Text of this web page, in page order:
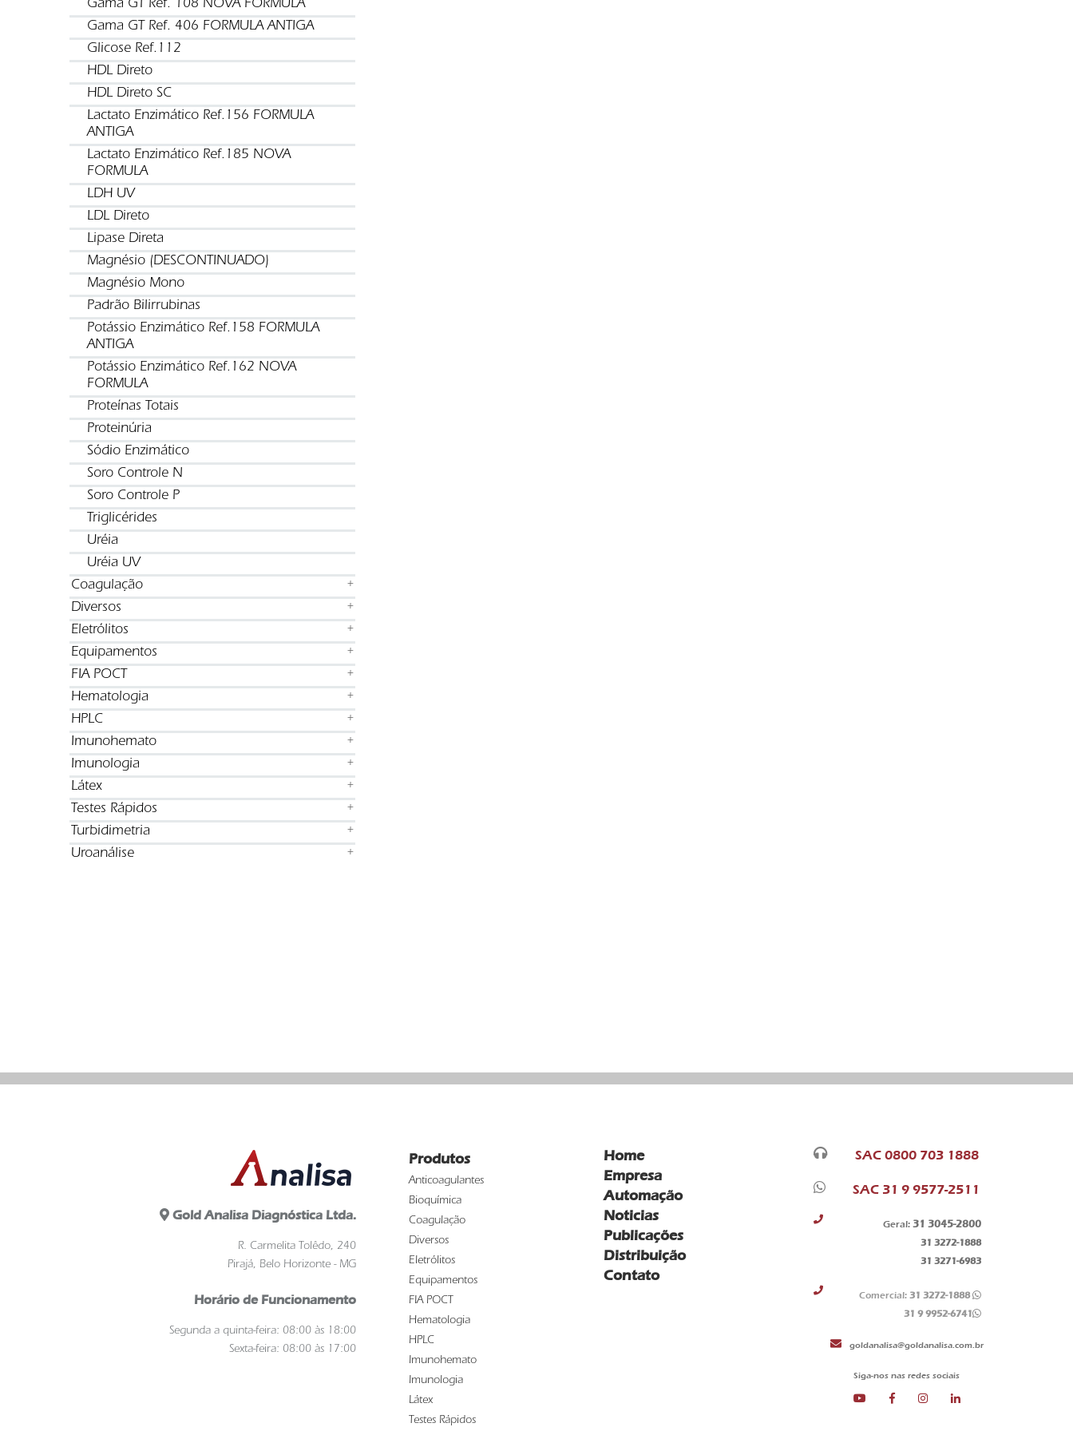
Gama GT Ref. 108 NOVA FORMULA
Gama GT Ref. 406 FORMULA ANTIGA
Glicose Ref.112
HDL Direto
HDL Direto SC
Lactato Enzimático Ref.156 FORMULA
ANTIGA
Lactato Enzimático Ref.185 NOVA
FORMULA
LDH UV
LDL Direto
Lipase Direta
Magnésio (DESCONTINUADO)
Magnésio Mono
Padrão Bilirrubinas
Potássio Enzimático Ref.158 FORMULA
ANTIGA
Potássio Enzimático Ref.162 NOVA
FORMULA
Proteínas Totais
Proteinúria
Sódio Enzimático
Soro Controle N
Soro Controle P
Triglicérides
Uréia
Uréia UV
Coagulação
+
Diversos +
Eletrólitos +
Equipamentos +
FIA POCT +
Hematologia +
HPLC +
Imunohemato +
Imunologia +
Látex +
Testes Rápidos +
Turbidimetria +
Uroanálise +
Gold Analisa Diagnóstica Ltda.
R. Carmelita Tolêdo, 240
Pirajá, Belo Horizonte - MG
Horário de Funcionamento
Segunda a quinta-feira: 08:00 às 18:00
Sexta-feira: 08:00 às 17:00
Produtos
Anticoagulantes
Bioquímica
Coagulação
Diversos
Eletrólitos
Equipamentos
FIA POCT
Hematologia
HPLC
Imunohemato
Imunologia
Látex
Testes Rápidos
Home
Empresa
Automação
Noticias
Publicações
Distribuição
Contato
SAC 0800 703 1888
SAC 31 9 9577-2511
Geral:31 3045-2800
31 3272-1888
31 3271-6983
Comercial:31 3272-1888
31 9 9952-6741
goldanalisa@goldanalisa.com.br
Siga-nos nas redes sociais